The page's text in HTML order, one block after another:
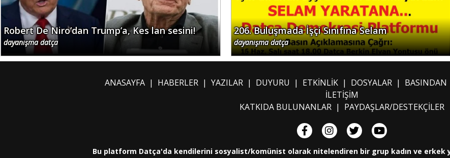
Robert De Niro’dan Trump’a, Kes lan sesini!
dayanışma datça
206. Buluşmada İşçi Sınıfına Selam
dayanışma datça
ANASAYFA| HABERLER| YAZILAR| DUYURU | ETKİNLİK| DOSYALAR| BASINDAN
İLETİŞİM
KATKIDA BULUNANLAR| PAYDAŞLAR/DESTEKÇİLER
Bu platform Datça'da kendilerini sosyalist/komünist olarak nitelendiren bir grup kadın ve erkek